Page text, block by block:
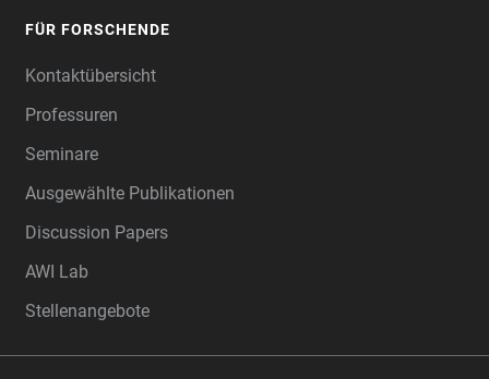
FÜR FORSCHENDE
Kontaktübersicht
Professuren
Seminare
Ausgewählte Publikationen
Discussion Papers
AWI Lab
Stellenangebote